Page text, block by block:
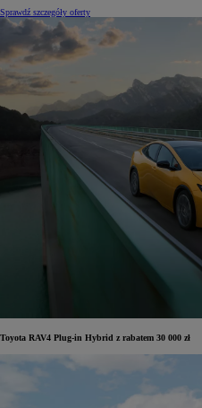
Sprawdź szczegóły oferty
Toyota RAV4 Plug-in Hybrid z rabatem 30 000 zł